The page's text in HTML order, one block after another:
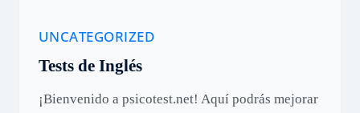
UNCATEGORIZED
Tests de Inglés
¡Bienvenido a psicotest.net! Aquí podrás mejorar